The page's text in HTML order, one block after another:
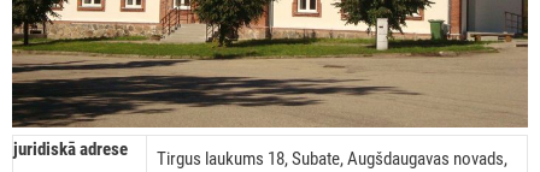
juridiskā adrese
Tirgus laukums 18, Subate, Augšdaugavas novads,